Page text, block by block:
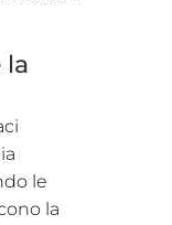
la
le
la